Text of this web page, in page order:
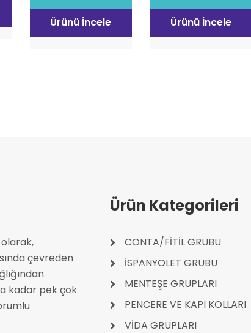
Ürünü İncele Ürünü İncele
çevreden
kadar pek çok
Ürün Kategorileri
CONTA/FİTİL GRUBU
İSPANYOLET GRUBU
MENTEŞE GRUPLARI
PENCERE VE KAPI KOLLARI
VİDA GRUPLARI